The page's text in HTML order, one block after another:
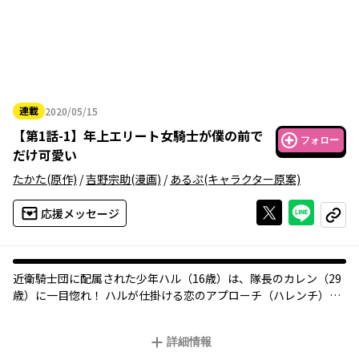
連載 2020/05/15
2020年05月15日
【第1話-1】 年上エリート女騎士が僕の前で
だけ可愛い
フォロー
たかた(原作) /吉野宗助(漫画) / あるぷ(キャラクター原案)
応援メッセージ Xで投稿する
ライン
コピー
近衛騎士団に配属された少年ハル（16歳）は、隊長のカレン（29
歳）に一目惚れ！ ハルが仕掛ける恋のアプローチ（ハレンチ）
詳細情報